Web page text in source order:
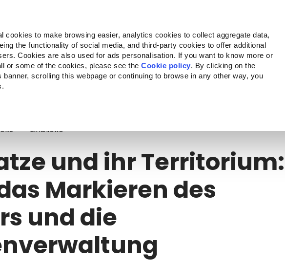
cookies to make browsing easier, analytics cookies to collect aggregate data,
the functionality of social media, and third-party cookies to offer additional
Cookies are also used for ads personalisation. If you want to know more or
or some of the cookies, please see theCookie policy. By clicking on the
scrolling this webpage or continuing to browse in any other way, you
Companion for Life Ausschreibung Über uns Bezugsquellen
Einblicke
und ihr Territorium:
Markieren des
und die